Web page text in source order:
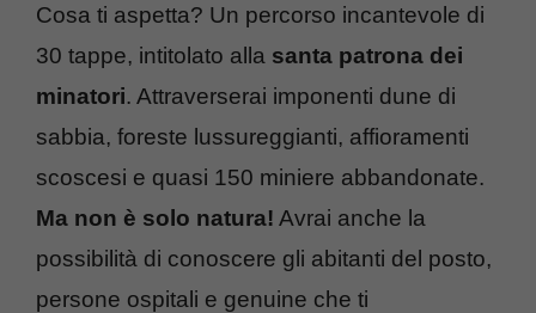
Cosa ti aspetta? Un percorso incantevole di
30 tappe, intitolato alla santa patrona dei
minatori. Attraverserai imponenti dune di
sabbia, foreste lussureggianti, affioramenti
scoscesi e quasi 150 miniere abbandonate.
Ma non è solo natura! Avrai anche la
possibilità di conoscere gli abitanti del posto,
persone ospitali e genuine che ti